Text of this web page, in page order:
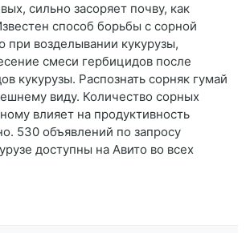
сильно засоряет почву, как
способ борьбы с сорной
при возделывании кукурузы,
смеси гербицидов после
кукурузы. Распознать сорняк гумай
виду. Количество сорных
влияет на продуктивность
530 объявлений по запросу
доступны на Авито во всех